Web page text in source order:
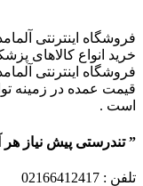
فروشگاه اینترنتی
خرید انواع کالاهای
فروشگاه اینترنتی
قیمت عمده در زمینه
است .
” تندرستی پیش نیاز
تلفن : 02166412417